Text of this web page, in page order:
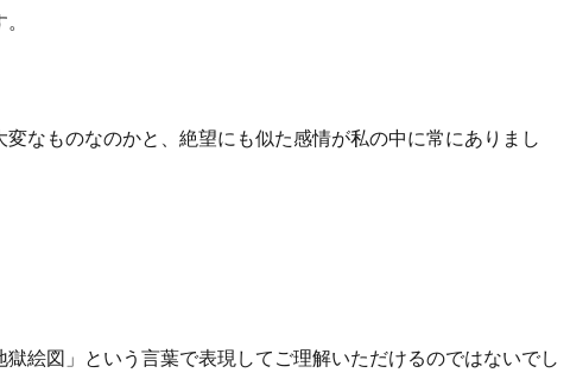
なものなのかと、絶望にも似た感情が私の中に常にありまし
絵図」という言葉で表現してご理解いただけるのではないでし